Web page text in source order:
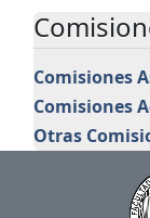
Comisiones
Comisiones
Otras